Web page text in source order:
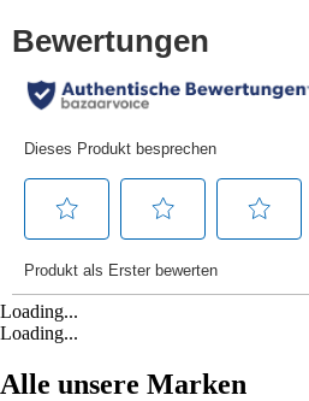
Loading...
Loading...
Alle unsere Marken